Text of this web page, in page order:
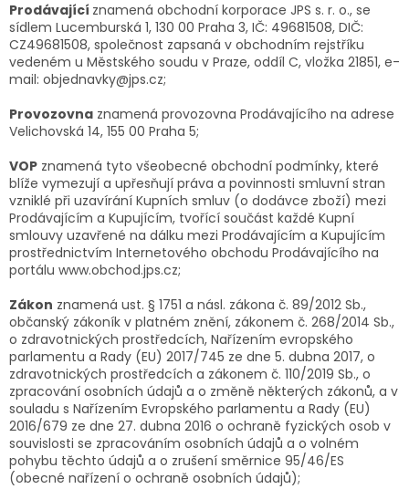
Prodávající znamená obchodní korporace JPS s. r. o., se
sídlem Lucemburská 1, 130 00 Praha 3, IČ: 49681508, DIČ:
CZ49681508, společnost zapsaná v obchodním rejstříku
vedeném u Městského soudu v Praze, oddíl C, vložka 21851, e-
mail: objednavky@jps.cz;
Provozovna znamená provozovna Prodávajícího na adrese
Velichovská 14, 155 00 Praha 5;
VOP znamená tyto všeobecné obchodní podmínky, které
blíže vymezují a upřesňují práva a povinnosti smluvní stran
vzniklé při uzavírání Kupních smluv (o dodávce zboží) mezi
Prodávajícím a Kupujícím, tvořící součást každé Kupní
smlouvy uzavřené na dálku mezi Prodávajícím a Kupujícím
prostřednictvím Internetového obchodu Prodávajícího na
portálu www.obchod.jps.cz;
Zákon znamená ust. § 1751 a násl. zákona č. 89/2012 Sb.,
občanský zákoník v platném znění, zákonem č. 268/2014 Sb.,
o zdravotnických prostředcích, Nařízením evropského
parlamentu a Rady (EU) 2017/745 ze dne 5. dubna 2017, o
zdravotnických prostředcích a zákonem č. 110/2019 Sb., o
zpracování osobních údajů a o změně některých zákonů, a v
souladu s Nařízením Evropského parlamentu a Rady (EU)
2016/679 ze dne 27. dubna 2016 o ochraně fyzických osob v
souvislosti se zpracováním osobních údajů a o volném
pohybu těchto údajů a o zrušení směrnice 95/46/ES
(obecné nařízení o ochraně osobních údajů);